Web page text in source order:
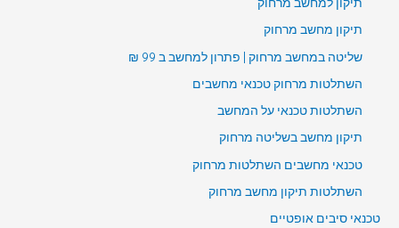
תיקון מחשב מרחוק
שליטה במחשב מרחוק | פתרון למחשב ב 99 ₪
השתלטות מרחוק טכנאי מחשבים
השתלטות טכנאי על המחשב
תיקון מחשב בשליטה מרחוק
טכנאי מחשבים השתלטות מרחוק
השתלטות תיקון מחשב מרחוק
טכנאי סיבים אופטיים